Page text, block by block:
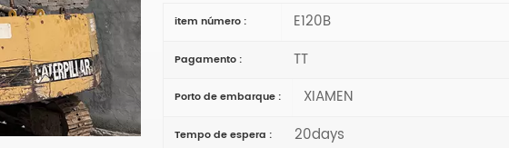
item número : E120B
Pagamento : TT
Porto de embarque : XIAMEN
Tempo de espera : 20days